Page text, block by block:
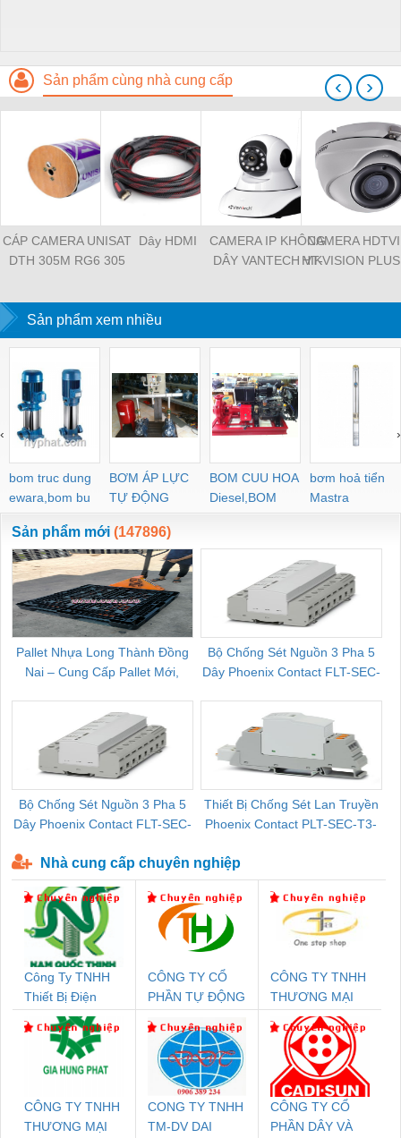
Sản phẩm cùng nhà cung cấp
CÁP CAMERA UNISAT
DTH 305M RG6 305
Dây HDMI
CAMERA IP KHÔNG
DÂY VANTECH VT-
CAMERA
HIKVISION
‹ ›
Sản phẩm xem nhiều
bom truc dung
ewara,bom bu
ewara
BƠM ÁP LỰC
TỰ ĐỘNG
BOM CUU HOA
Diesel,BOM
CHUA CHAY
bơm hoả tiển
Mastra
‹ ›
Sản phẩm mới (147896)
Pallet Nhựa Long Thành Đồng
Nai – Cung Cấp Pallet Mới,
Bộ Chống Sét Nguồn 3 Pha 5
Dây Phoenix Contact FLT-SEC-
Bộ Chống Sét Nguồn 3 Pha 5
Dây Phoenix Contact FLT-SEC-
Thiết Bị Chống Sét Lan Truyền
Phoenix Contact PLT-SEC-T3-
Nhà cung cấp chuyên nghiệp
Công Ty TNHH
Thiết Bị Điện
Nam Quốc Thịnh
CÔNG TY CỔ
PHẦN TỰ ĐỘNG
CÔNG TY TNHH
THƯƠNG MẠI
THIÊN ÂN VIỆT
NAM
CÔNG TY TNHH
THƯƠNG MẠI
CONG TY TNHH
TM-DV DAI
CÔNG TY CỔ
PHẦN DÂY VÀ